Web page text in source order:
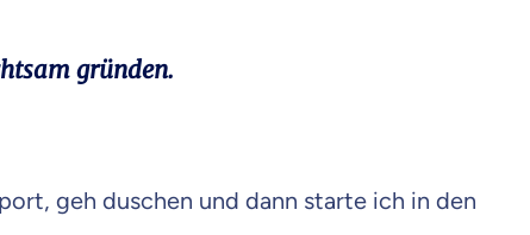
gründen.
geh duschen und dann starte ich in den